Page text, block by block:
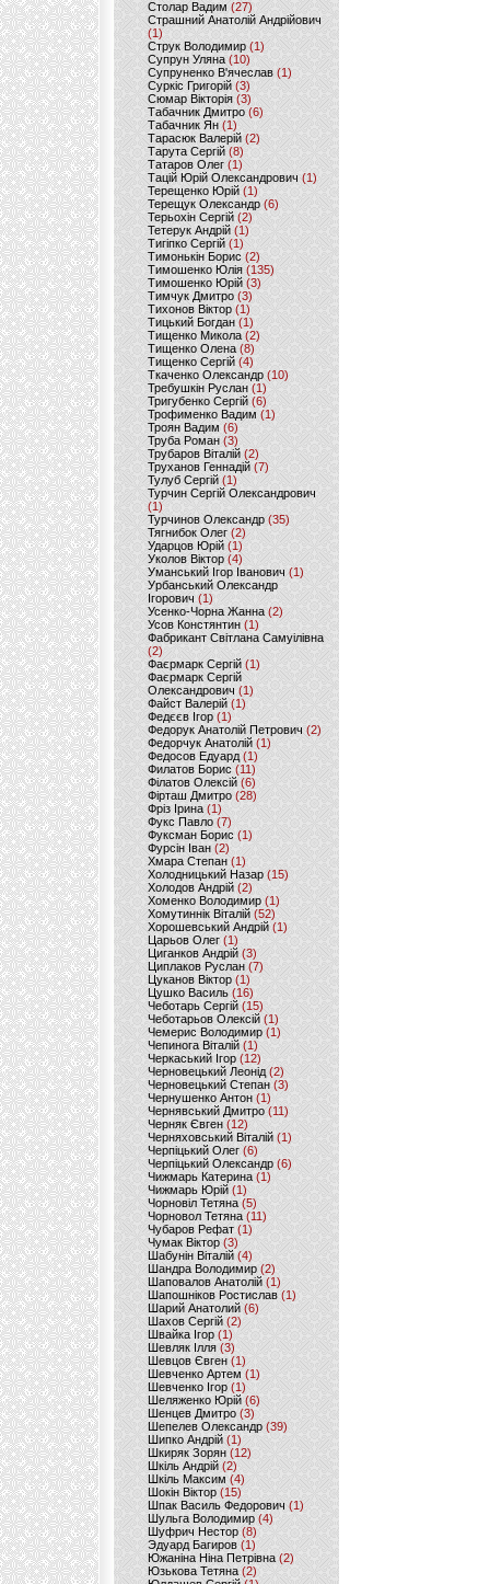
Столар Вадим(27)
Страшний Анатолій Андрійович
(1)
Струк Володимир (1)
Супрун Уляна (10)
Супруненко В'ячеслав (1)
Суркіс Григорій (3)
Сюмар Вікторія (3)
Табачник Дмитро (6)
Табачник Ян(1)
Тарасюк Валерій (2)
Тарута Сергій (8)
Татаров Олег(1)
Тацій Юрій Олександрович(1)
Терещенко Юрій(1)
Терещук Олександр(6)
Терьохін Сергій (2)
Тетерук Андрій (1)
Тигіпко Сергій(1)
Тимонькін Борис (2)
Тимошенко Юлія (135)
Тимошенко Юрій(3)
Тимчук Дмитро (3)
Тихонов Віктор (1)
Тицький Богдан (1)
Тищенко Микола (2)
Тищенко Олена (8)
Тищенко Сергій (4)
Ткаченко Олександр (10)
Требушкін Руслан (1)
Тригубенко Сергій(6)
Трофименко Вадим (1)
Троян Вадим (6)
Труба Роман(3)
Трубаров Віталій (2)
Труханов Геннадій (7)
Тулуб Сергій(1)
Турчин Сергій Олександрович
(1)
Турчинов Олександр(35)
Тягнибок Олег (2)
Ударцов Юрій (1)
Уколов Віктор(4)
Уманський Ігор Іванович(1)
Урбанський Олександр
Ігорович (1)
Усенко-Чорна Жанна (2)
Усов Констянтин(1)
Фабрикант Світлана Самуілівна
(2)
Фаєрмарк Сергій(1)
Фаєрмарк Сергій
Олександрович (1)
Файст Валерій(1)
Федєєв Ігор (1)
Федорук Анатолій Петрович (2)
Федорчук Анатолій (1)
Федосов Едуард (1)
Филатов Борис (11)
Філатов Олексій (6)
Фірташ Дмитро (28)
Фріз Ірина (1)
Фукс Павло (7)
Фуксман Борис (1)
Фурсін Іван (2)
Хмара Степан(1)
Холодницький Назар(15)
Холодов Андрій (2)
Хоменко Володимир (1)
Хомутиннік Віталій (52)
Хорошевський Андрій (1)
Царьов Олег (1)
Циганков Андрій (3)
Циплаков Руслан(7)
Цуканов Віктор (1)
Цушко Василь (16)
Чеботарь Сергій (15)
Чеботарьов Олексій (1)
Чемерис Володимир (1)
Чепинога Віталій (1)
Черкаський Ігор (12)
Черновецький Леонід(2)
Черновецький Степан (3)
Чернушенко Антон (1)
Чернявський Дмитро(11)
Черняк Євген(12)
Черняховський Віталій (1)
Черпіцький Олег (6)
Черпіцький Олександр (6)
Чижмарь Катерина (1)
Чижмарь Юрій (1)
Чорновіл Тетяна (5)
Чорновол Тетяна (11)
Чубаров Рефат (1)
Чумак Віктор(3)
Шабунін Віталій (4)
Шандра Володимир (2)
Шаповалов Анатолій(1)
Шапошніков Ростислав(1)
Шарий Анатолий(6)
Шахов Сергій(2)
Швайка Ігор (1)
Шевляк Ілля (3)
Шевцов Євген (1)
Шевченко Артем(1)
Шевченко Ігор(1)
Шеляженко Юрій (6)
Шенцев Дмитро (3)
Шепелев Олександр (39)
Шипко Андрій(1)
Шкиряк Зорян(12)
Шкіль Андрій(2)
Шкіль Максим (4)
Шокін Віктор (15)
Шпак Василь Федорович (1)
Шульга Володимир (4)
Шуфрич Нестор(8)
Эдуард Багиров (1)
Южаніна Ніна Петрівна (2)
Юзькова Тетяна(2)